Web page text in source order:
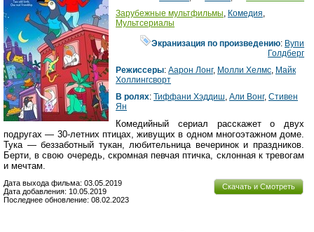
Зарубежные мультфильмы, Комедия,
Мультсериалы
Экранизация по произведению: Вупи
Голдберг
Режиссеры: Аарон Лонг, Молли Хелмс, Майк
Холлингсворт
В ролях: Тиффани Хэддиш, Али Вонг, Стивен
Ян
Комедийный сериал расскажет о двух
подругах — 30-летних птицах, живущих в одном многоэтажном доме.
Тука — беззаботный тукан, любительница вечеринок и праздников.
Берти, в свою очередь, скромная певчая птичка, склонная к тревогам
и мечтам.
Скачать и Смотреть
Дата выхода фильма: 03.05.2019
Дата добавления: 10.05.2019
Последнее обновление: 08.02.2023